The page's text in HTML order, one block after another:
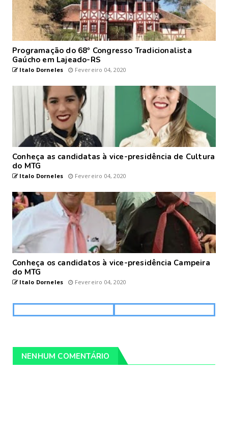
Programação do 68º Congresso Tradicionalista
Gaúcho em Lajeado-RS
Italo Dorneles Fevereiro 04, 2020
Conheça as candidatas à vice-presidência de Cultura
do MTG
Italo Dorneles Fevereiro 04, 2020
Conheça os candidatos à vice-presidência Campeira
do MTG
Italo Dorneles Fevereiro 04, 2020
NENHUM COMENTÁRIO